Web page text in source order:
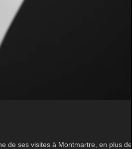
de ses visites à Montmartre, en plus des